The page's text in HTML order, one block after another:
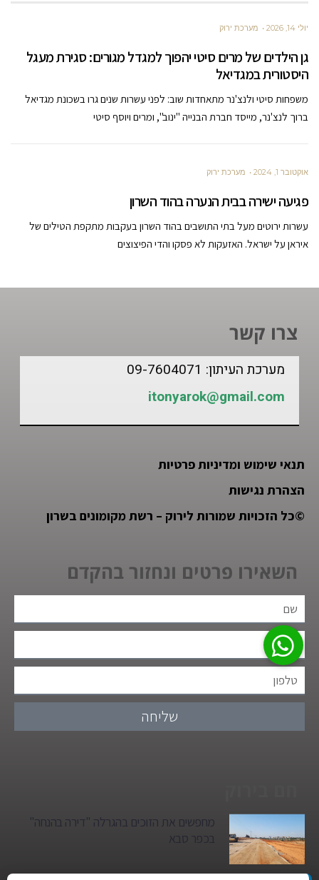
יולי 14, 2026 מערכת ירוק
גן הילדים של מרים סיטי יהפוך למגדל מגורים: סגירת מעגל
היסטורית במגדיאל
משפחות סיטי ולנצ'נר מתאחדות שוב: לפני עשרות שנים גרו בשכונת מגדיאל
ברוך לנצ'נר, מייסד חברת הבנייה "ינוב", ומרים ויוסף סיטי
אוקטובר 1, 2024 מערכת ירוק
פגיעה ישירה בבית הנערה בהוד השרון
עשרות ירוטים מעל בתי התושבים בהוד השרון בעקבות מתקפת הטילים של
איראן על ישראל. האזעקות לא פסקו והדי הפיצוצים
צרו קשר
מערכת העיתון: 09-7604071
itonyarok@gmail.com
תנאי שימוש ומדיניות פרטיות
הצהרת נגישות
©כל הזכויות שמורות לירוק – רשת מקומונים בשרון
השאירו פרטים ונחזור בהקדם
שליחה
מחפשים את הזוכים בהגרלה "דירה בהנחה"
בכפר סבא